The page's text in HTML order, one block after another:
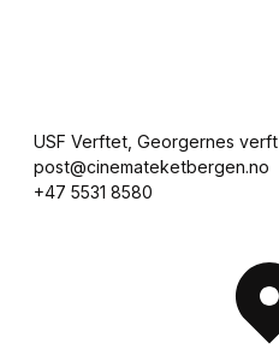
USF Verftet, Georgernes verft
post@cinemateketbergen.no
+47 5531 8580